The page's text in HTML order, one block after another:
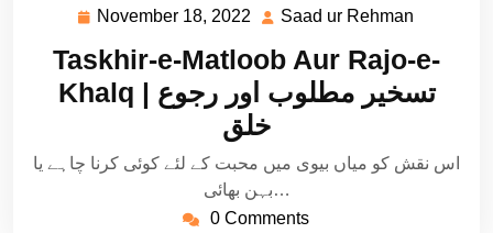
November 18, 2022 November
2022
Saad ur Rehman
Rehman
Taskhir-e-Matloob Aur Rajo-e-
Khalq | تسخیر مطلوب اور رجوع
خلق
اس نقش کو میاں بیوی میں محبت کے لئے کوئی کرنا چاہے یا
بہن بھائی…
0 Comments